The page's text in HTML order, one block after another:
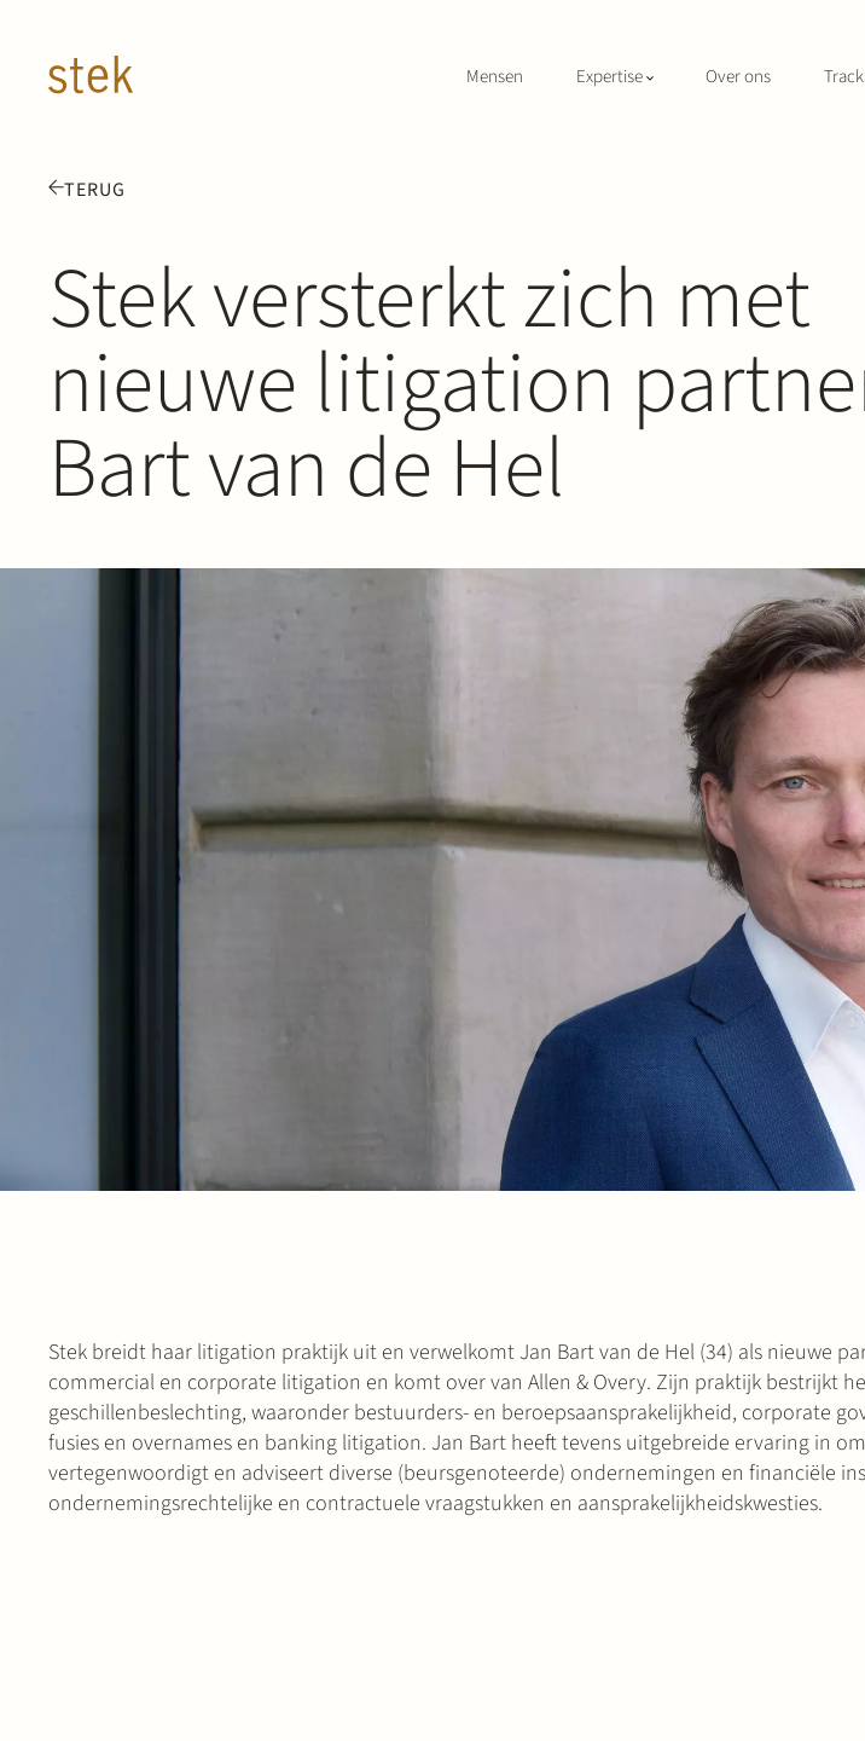
Mensen Expertise Over ons
TERUG
Stek versterkt zich met
nieuwe litigation
Bart van de Hel
Stek breidt haar litigation praktijk uit en verwelkomt Jan Bart van de Hel (34) als nieuwe
commercial en corporate litigation en komt over van Allen & Overy. Zijn praktijk bestrijkt
geschillenbeslechting, waaronder bestuurders- en beroepsaansprakelijkheid, corporate
fusies en overnames en banking litigation. Jan Bart heeft tevens uitgebreide ervaring in
vertegenwoordigt en adviseert diverse (beursgenoteerde) ondernemingen en financiële
ondernemingsrechtelijke en contractuele vraagstukken en aansprakelijkheidskwesties.